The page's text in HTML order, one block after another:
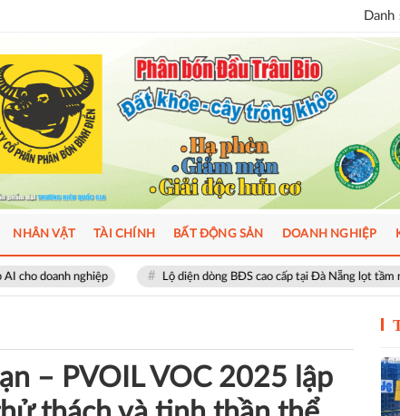
Danh
Lộ diện dòng BĐS cao cấp tại Đà Nẵng lọt tầm ngắm giới thượng lưu
NHÂN VẬT TÀI CHÍNH BẤT ĐỘNG SẢN DOANH NGHIỆP
– PVOIL VOC 2025 lập